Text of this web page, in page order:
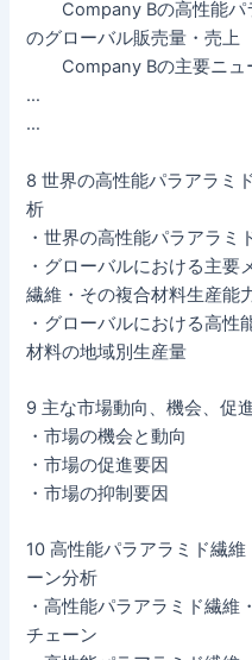
Company Bの高性能パ
のグローバル販売量・売上
Company Bの主要ニュ
…
…
8 世界の高性能パラアラミ
析
・世界の高性能パラアラミ
・グローバルにおける主要
繊維・その複合材料生産能
・グローバルにおける高性
材料の地域別生産量
9 主な市場動向、機会、促
・市場の機会と動向
・市場の促進要因
・市場の抑制要因
10 高性能パラアラミド繊
ーン分析
・高性能パラアラミド繊維
チェーン